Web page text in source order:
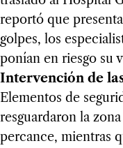
reportó que
golpes, los
ponían en riesgo su
Intervención de
Elementos de
resguardaron la
percance, mientras